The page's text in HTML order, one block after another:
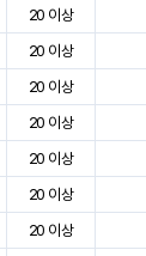
20 이상
20 이상
20 이상
20 이상
20 이상
20 이상
20 이상